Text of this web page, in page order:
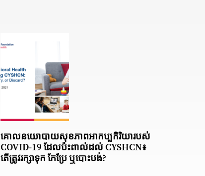
គោលនយោបាយសុខភាពអាកប្បកិរិយារបស់
COVID-19 ដែលប៉ះពាល់ដល់ CYSHCN៖
តើត្រូវរក្សាទុក កែប្រែ ឬបោះបង់?